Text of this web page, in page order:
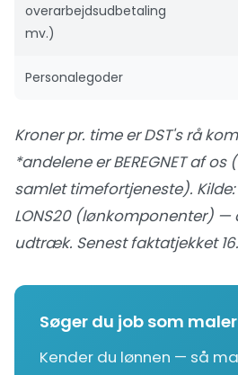
overarbejdsudbetaling
mv.)
Personalegoder
Kroner pr. time er DST's rå
*andelene er BEREGNET af
samlet timefortjeneste). Kilde:
LONS20 (lønkomponenter) —
udtræk. Senest faktatjekket
Søger du job som
Kender du lønnen — så